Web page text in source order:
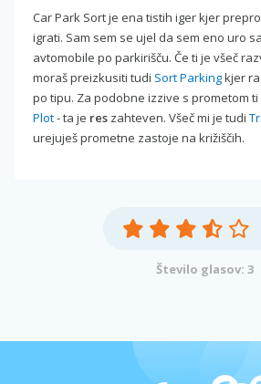
Car Park Sort je ena tistih iger kjer
igrati. Sam sem se ujel da sem eno uro
avtomobile po parkirišču. Če ti je všeč
moraš preizkusiti tudi Sort Parkingkjer
po tipu. Za podobne izzive s prometom
Plot- ta je res zahteven. Všeč mi je tudi
urejuješ prometne zastoje na križiščih.
Število glasov: 3